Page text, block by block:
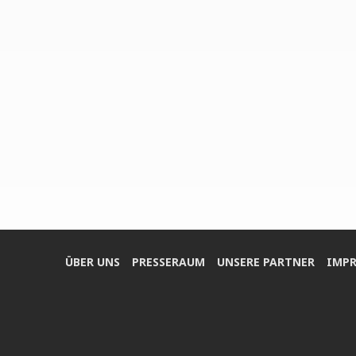
ÜBER UNS PRES­SE­RAUM UNSE­RE PARTNER